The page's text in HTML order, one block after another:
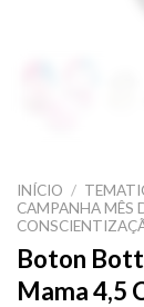
INÍCIO /
CAMPANHA MÊS
Boton
Mama 4,5